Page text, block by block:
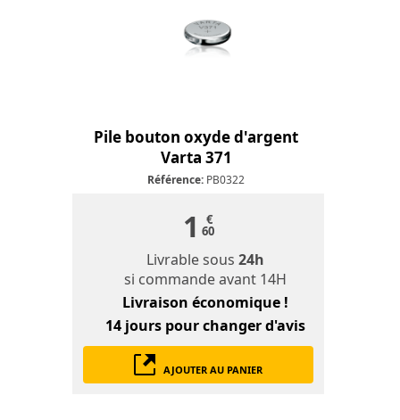
Pile bouton oxyde d'argent
Varta 371
Référence: PB0322
1 €
60
Livrable sous24h
si commande avant 14H
Livraison économique !
14 jours pour changer d'avis
AJOUTER AU PANIER